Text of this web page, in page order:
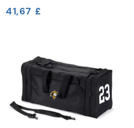
41,67 £